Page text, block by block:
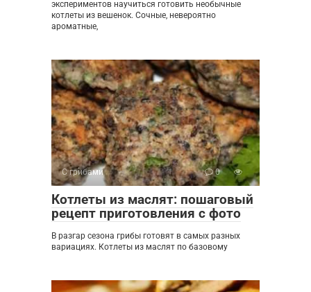
экспериментов научиться готовить необычные
котлеты из вешенок. Сочные, невероятно
ароматные,
С грибами 0
Котлеты из маслят: пошаговый
рецепт приготовления с фото
В разгар сезона грибы готовят в самых разных
вариациях. Котлеты из маслят по базовому